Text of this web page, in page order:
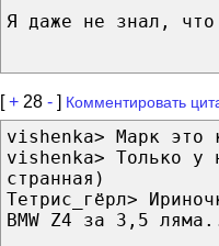
Я даже не знал,
[+ 28 - ] Комментировать
vishenka> Марк это
vishenka> Только у
странная)
Тетрис_гёрл>
BMW Z4 за 3,5